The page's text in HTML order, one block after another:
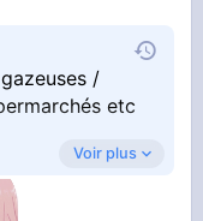
/
etc
Voir plus